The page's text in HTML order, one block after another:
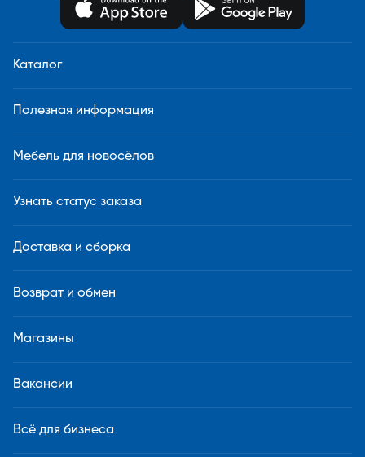
Каталог
Полезная информация
Мебель для новосёлов
Узнать статус заказа
Доставка и сборка
Возврат и обмен
Магазины
Вакансии
Всё для бизнеса